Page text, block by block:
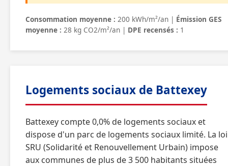
Consommation moyenne : 200 kWh/m²/an | Émission GES
moyenne : 28 kg CO2/m²/an | DPE recensés : 1
Logements sociaux de Battexey
Battexey compte 0,0% de logements sociaux et
dispose d'un parc de logements sociaux limité. La loi
SRU (Solidarité et Renouvellement Urbain) impose
aux communes de plus de 3 500 habitants situées